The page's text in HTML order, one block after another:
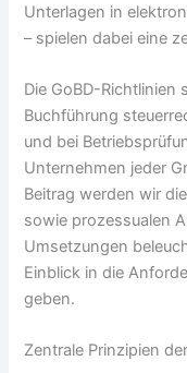
Unterlagen in
– spielen dabei eine
Die GoBD-Richtlinien
Buchführung
und bei
Unternehmen jeder
Beitrag werden wir
sowie prozessualen
Umsetzungen
Einblick in die
geben.
Zentrale Prinzipien